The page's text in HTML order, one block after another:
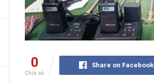
0
Chia sẻ
Share on Facebook